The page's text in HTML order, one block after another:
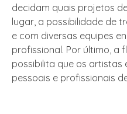
decidam quais projetos
lugar, a possibilidade de
e com diversas equipes
profissional. Por último, a
possibilita que os artistas
pessoais e profissionais